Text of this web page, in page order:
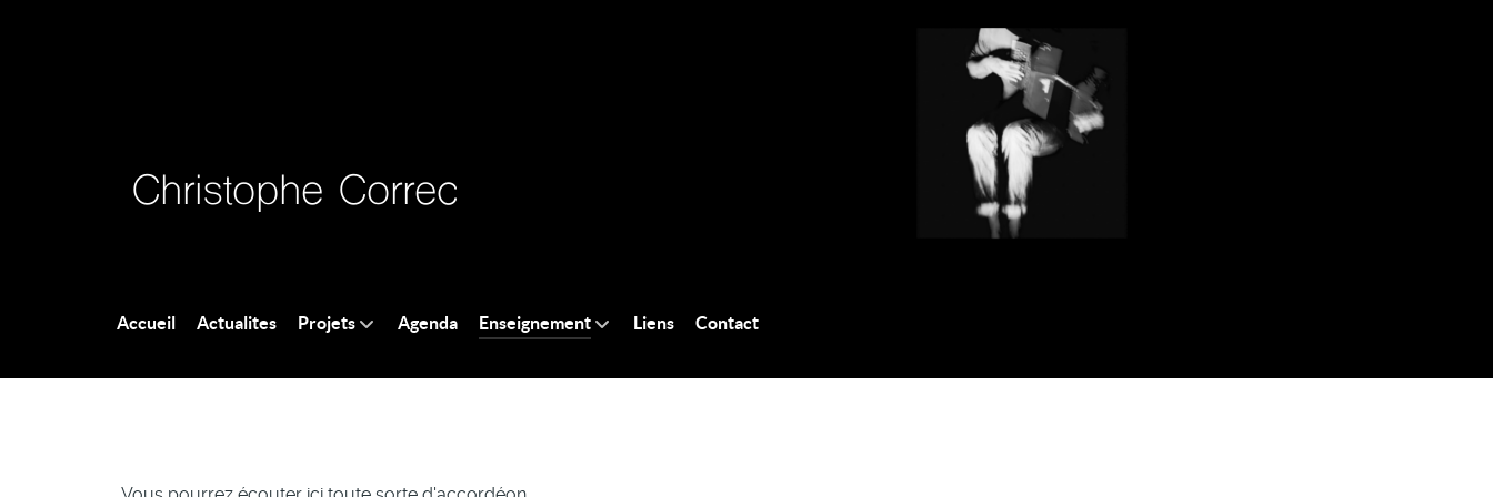
Accueil Actualites Projets Agenda Enseignement Liens Contact